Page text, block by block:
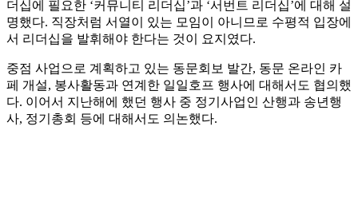
더십에 필요한 ‘커뮤니티 리더십’과 ‘서번트 리더십’에 대해 설
명했다. 직장처럼 서열이 있는 모임이 아니므로 수평적 입장에
서 리더십을 발휘해야 한다는 것이 요지였다.
중점 사업으로 계획하고 있는 동문회보 발간, 동문 온라인 카
페 개설, 봉사활동과 연계한 일일호프 행사에 대해서도 협의했
다. 이어서 지난해에 했던 행사 중 정기사업인 산행과 송년행
사, 정기총회 등에 대해서도 의논했다.